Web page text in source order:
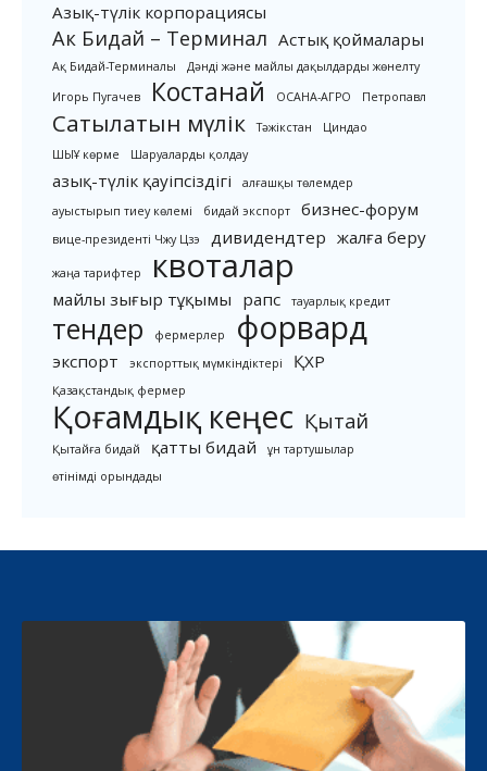
Азық-түлік корпорациясы
Ак Бидай – Терминал Астық қоймалары
Ақ Бидай-Терминалы
Дәнді және майлы дақылдарды жөнелту
Игорь Пугачев
Костанай ОСАНА-АГРО Петропавл
Сатылатын мүлік Тәжікстан
Циндао
ШЫҰ көрме
Шаруаларды қолдау
азық-түлік қауіпсіздігі
алғашқы төлемдер
ауыстырып тиеу көлемі
бидай экспорт бизнес-форум
вице-президенті Чжу Цзэ дивидендтер жалға беру
жаңа тарифтер квоталар
майлы зығыр тұқымы рапс тауарлық кредит
тендер фермерлер форвард
экспорт экспорттық мүмкіндіктері ҚХР
Қазақстандық фермер
Қоғамдық кеңес Қытай
Қытайға бидай қатты бидай
ұн тартушылар
өтінімді орындады